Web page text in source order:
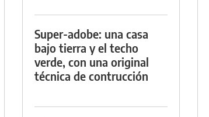
Super-adobe: una casa
bajo tierra y el techo
verde, con una original
técnica de contrucción